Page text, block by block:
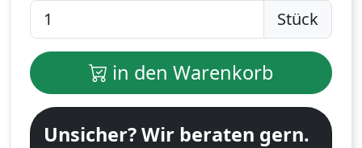
Stück
in den Warenkorb
Unsicher? Wir beraten gern.